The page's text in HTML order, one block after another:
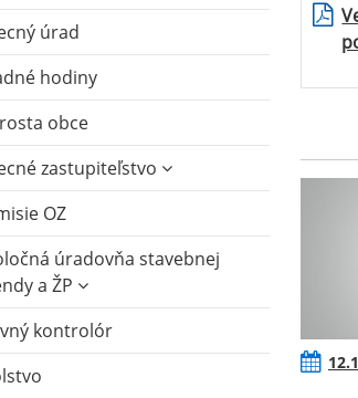
úrad
hodiny
obce
zastupiteľstvo
OZ
úradovňa stavebnej
a ŽP
kontrolór